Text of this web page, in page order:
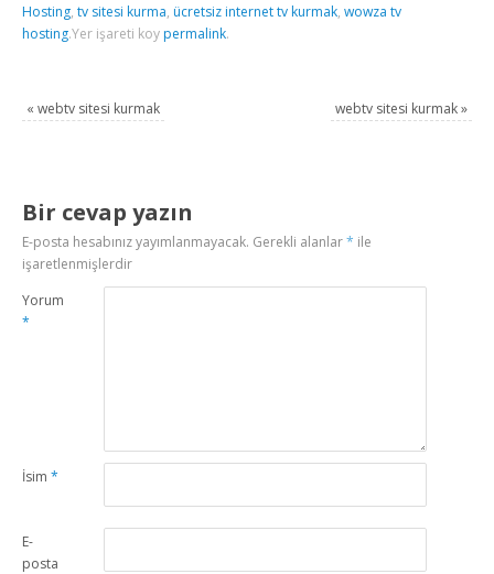
Hosting,tv sitesi kurma, ücretsiz internet tv kurmak,wowza tv
hosting.Yer işareti koy permalink.
« webtv sitesi kurmak webtv sitesi kurmak»
Bir cevap yazın
E-posta hesabınız yayımlanmayacak. Gerekli alanlar* ile
işaretlenmişlerdir
Yorum
*
İsim*
E-
posta